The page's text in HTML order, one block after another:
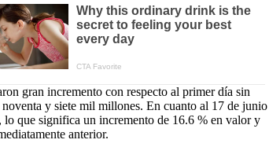
gran incremento con respecto al primer día sin
y siete mil millones. En cuanto al 17 de junio
que significa un incremento de 16.6 % en valor y
anterior.